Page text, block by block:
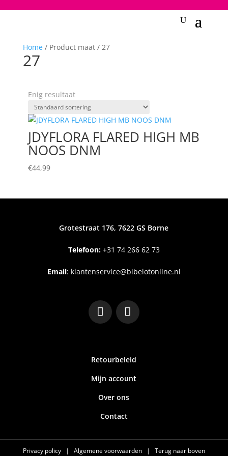
Home/ Product maat / 27
27
Enig resultaat
JDYFLORA FLARED HIGH MB
NOOS DNM
€44,99
Grotestraat 176, 7622 GS Borne
Telefoon:+31 74 266 62 73
Email: klantenservice@bibelotonline.nl
Retourbeleid
Mijn account
Over ons
Contact
Privacy policy | Algemene voorwaarden | Terug naar boven